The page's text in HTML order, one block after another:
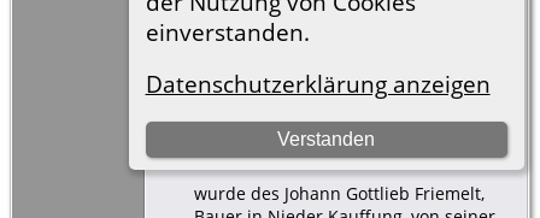
einverstanden.
Datenschutzerklärung anzeigen
Verstanden
Nieder Kauffung.
Kauffung 1836-22, (LDS Film 889976), 27
Nov 1836 (Verlässlichkeit: 3).
Nr. 77
den 27. November 1836
wurde des Johann Gottlieb Friemelt,